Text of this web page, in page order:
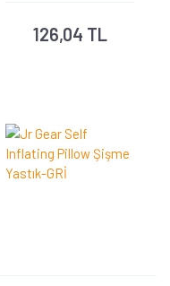
126,04 TL